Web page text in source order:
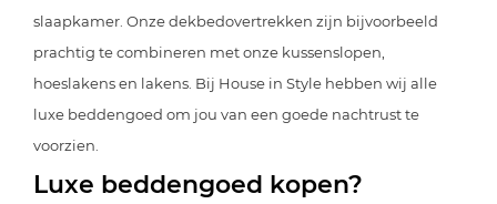
slaapkamer. Onze dekbedovertrekken zijn bijvoorbeeld
prachtig te combineren met onze kussenslopen,
hoeslakens en lakens. Bij House in Style hebben wij alle
luxe beddengoed om jou van een goede nachtrust te
voorzien.
Luxe beddengoed kopen?